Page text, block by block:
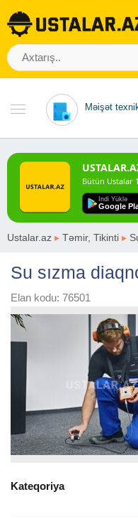
Məişət
Bütün Ustalar
Indi Yüklə
Google
Ustalar.az ▸ Təmir, Tikinti ▸
Su sızma
Elan kodu: 76501
Kateqoriya